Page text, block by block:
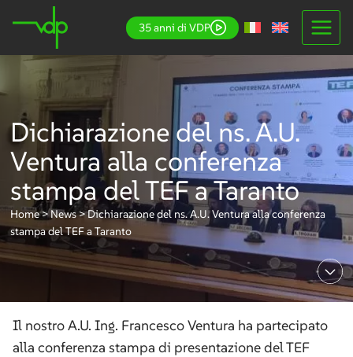
contenuto
35 anni di VDP
Dichiarazione del ns. A.U.
Ventura alla conferenza
stampa del TEF a Taranto
Home>News>Dichiarazione del ns. A.U. Ventura alla conferenza
stampa del TEF a Taranto
Il nostro A.U. Ing. Francesco Ventura ha partecipato
alla conferenza stampa di presentazione del TEF